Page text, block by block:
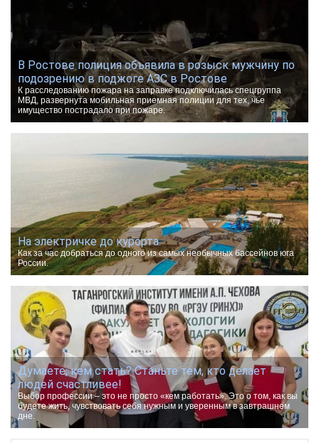
В Ростове полиция объявила в розыск мужчину по
подозрению в поджоге АЗС в Ростове
К расследованию пожара на заправке подключилась спецгруппа
МВД, развернута мобильная приемная полиции для тех, чье
имущество пострадало при пожаре.
На электричке до курорта.
Как за час добраться до одного из самых необычных бассейнов юга
России.
Думаете, кем стать? Станьте тем, кто делает
людей счастливее!
Выбор профессии – это не просто «кем работать». Это о том, как вы
будете жить, чувствовать себя нужным и уверенным в завтрашнем
дне.